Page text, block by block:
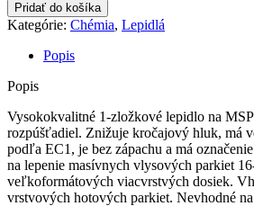
lepidlo
na
parkety
Bond
K
509
PLUS
Pridať do košíka
Kategórie: Chémia, Lepidlá
Popis
Popis
Vysokokvalitné 1-zložkové lepidlo na
rozpúšťadiel. Znižuje kročajový hluk, má
podľa EC1, je bez zápachu a má
na lepenie masívnych vlysových parkiet
veľkoformátových viacvrstvých dosiek.
vrstvových hotových parkiet. Nevhodné